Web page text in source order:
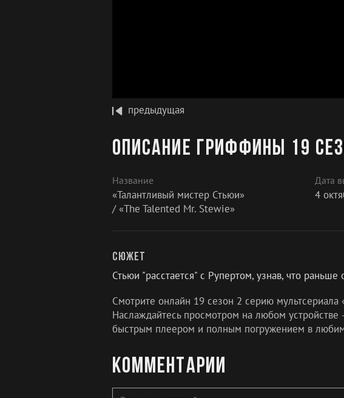
предыдущая
Описание Гриффины 19
Название
«Талантливый мистер Стьюи»
/ «The Talented Mr. Stewie»
Дата
4
Сюжет
Стьюи "расстается" с Рупертом, узнав, что
Смотрите онлайн 19 сезон 2 серию
Наслаждайтесь просмотром на любом устройстве
быстрым плеером и полным погружением в
Комментарии